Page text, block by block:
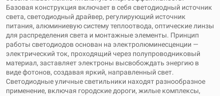
Базовая конструкция включает в себя светодиодный источник
света, светодиодный драйвер, регулирующий источник
питания, алюминиевую систему теплоотвода, оптические линзы
для распределения света и монтажные элементы. Принцип
работы светодиодов основан на электролюминесценции —
электрический ток, проходящий через полупроводниковый
материал, заставляет электроны высвобождать энергию в
виде фотонов, создавая яркий, направленный свет.
Светодиодные уличные светильники находят разнообразное
применение, включая городские дороги, жилые комплексы,